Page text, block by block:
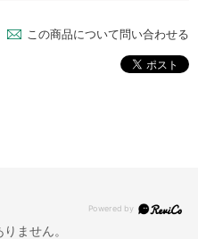
この商品について問い合わせる
ません。